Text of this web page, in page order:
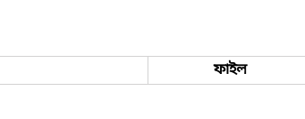
ফাইল